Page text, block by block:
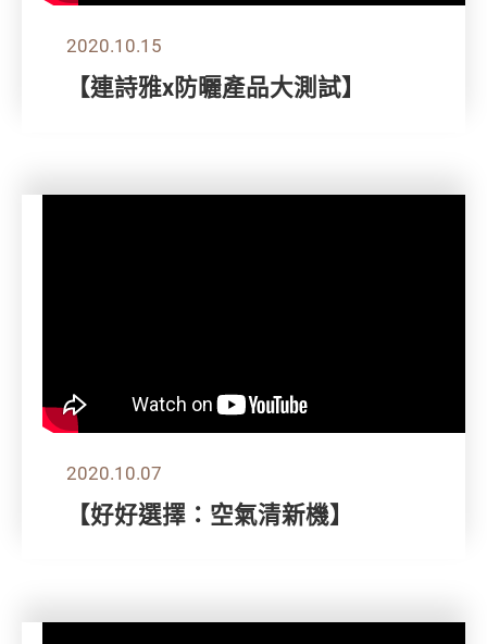
2020.10.15
【連詩雅x防曬產品大測試】
2020.10.07
【好好選擇：空氣清新機】